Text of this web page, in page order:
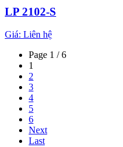
LP 2102-S
Giá: Liên hệ
Page 1 / 6
1
2
3
4
5
6
Next
Last